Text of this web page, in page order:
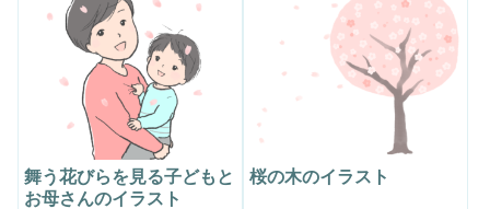
舞う花びらを見る子どもと
お母さんのイラスト
桜の木のイラスト